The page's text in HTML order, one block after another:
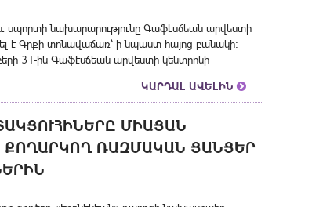
և սպորտի նախարարությունը Գաֆէսճեան արվեստի
է Գրքի տոնավաճառ՝ ի նպաստ հայոց բանակի։
31-ին Գաֆէսճեան արվեստի կենտրոնի
ԿԱՐԴԱԼ ԱՎԵԼԻՆ
ՄԻԱՑԱՆ
ՌԱԶՄԱԿԱՆ ՑԱՆՑԵՐ